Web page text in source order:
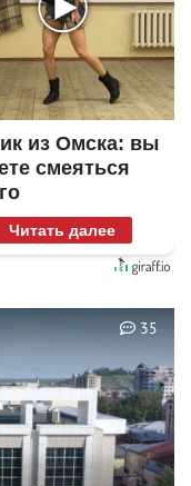
из Омска: вы
смеяться
Читать далее
35